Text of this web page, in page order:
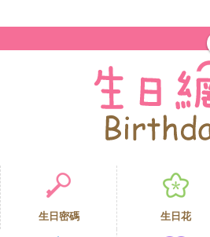
生日密碼 生日花